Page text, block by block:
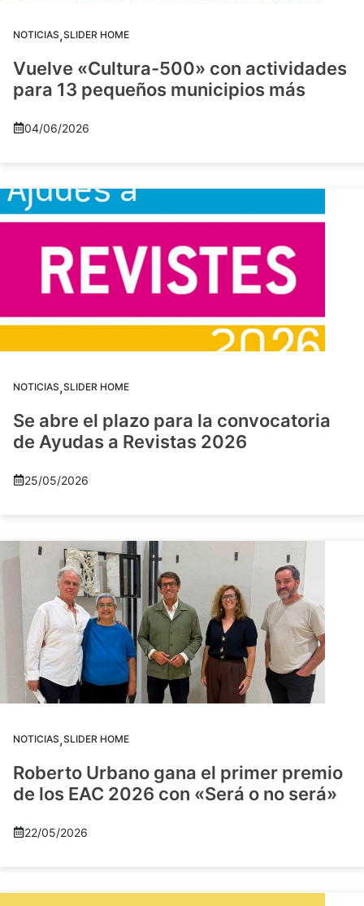
NOTICIAS,SLIDER HOME
Vuelve «Cultura-500» con actividades
para 13 pequeños municipios más
04/06/2026
NOTICIAS,SLIDER HOME
Se abre el plazo para la convocatoria
de Ayudas a Revistas 2026
25/05/2026
NOTICIAS,SLIDER HOME
Roberto Urbano gana el primer premio
de los EAC 2026 con «Será o no será»
22/05/2026